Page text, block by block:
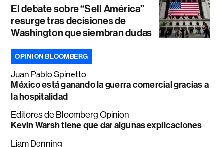
El debate sobre “Sell América”
resurge tras decisiones de
Washington que siembran dudas
OPINIÓN BLOOMBERG
Juan Pablo Spinetto
México está ganando la guerra comercial gracias a
la hospitalidad
Editores de Bloomberg Opinion
Kevin Warsh tiene que dar algunas explicaciones
Liam Denning